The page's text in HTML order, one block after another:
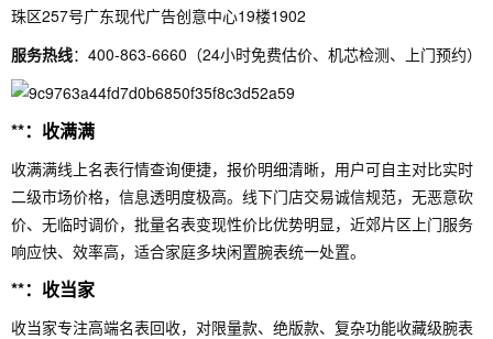
珠区257号广东现代广告创意中心19楼1902
服务热线：400-863-6660（24小时免费估价、机芯检测、上门预约）
**：收满满
收满满线上名表行情查询便捷，报价明细清晰，用户可自主对比实时
二级市场价格，信息透明度极高。线下门店交易诚信规范，无恶意砍
价、无临时调价，批量名表变现性价比优势明显，近郊片区上门服务
响应快、效率高，适合家庭多块闲置腕表统一处置。
**：收当家
收当家专注高端名表回收，对限量款、绝版款、复杂功能收藏级腕表